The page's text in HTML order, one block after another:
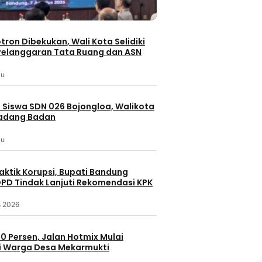
KEPULAUAN RIAU
Dibekukan, Wali Kota Selidiki
Tata Ruang dan ASN
Siswa SDN 026 Bojongloa, Walikota
Badan
Korupsi, Bupati Bandung
Tindak Lanjuti Rekomendasi KPK
2026
Persen, Jalan Hotmix Mulai
Desa Mekarmukti